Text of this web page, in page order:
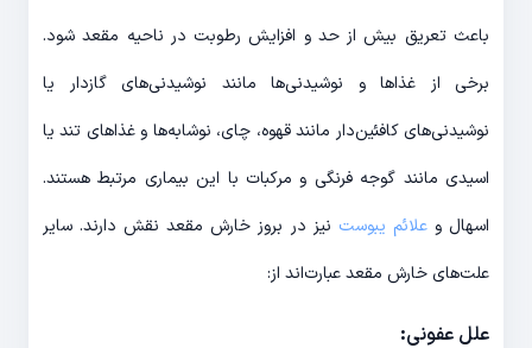
باعث تعریق بیش از حد و افزایش رطوبت در ناحیه مقعد شود.
برخی از غذاها و نوشیدنی‌ها مانند نوشیدنی‌های گازدار یا
نوشیدنی‌های کافئین‌دار مانند قهوه، چای، نوشابه‌ها و غذاهای تند یا
اسیدی مانند گوجه فرنگی و مرکبات با این بیماری مرتبط هستند.
اسهال وعلائم یبوست نیز در بروز خارش مقعد نقش دارند. سایر
علت‌های خارش مقعد عبارت‌اند از:
علل عفونی: